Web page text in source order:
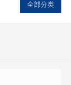
全部分类